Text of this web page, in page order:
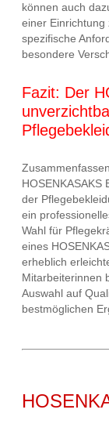
können auch
einer Einrichtung
spezifische
besondere
Fazit: Der
HOSENKASAKS
der
ein
Wahl für
eines
erheblich
Mitarbeiterinnen
Auswahl auf
bestmöglichen